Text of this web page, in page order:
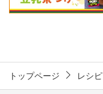
トップページ レシピ